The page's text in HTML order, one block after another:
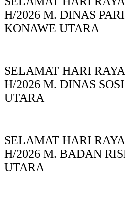
H/2026 M. DINAS
KONAWE UTARA
SELAMAT HARI
H/2026 M. DINAS
UTARA
SELAMAT HARI
H/2026 M. BADAN
UTARA